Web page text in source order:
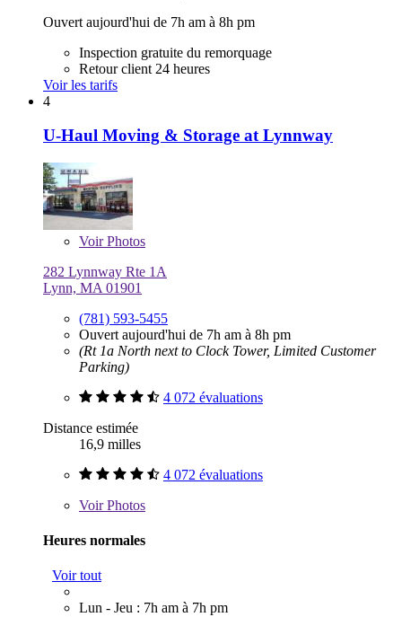
Ouvert aujourd'hui de 7h am à 8h pm
Inspection gratuite du remorquage
Retour client 24 heures
Voir les tarifs
4
U-Haul Moving & Storage at Lynnway
VoirPhotos
282 Lynnway Rte 1A
Lynn, MA 01901
(781) 593-5455
Ouvert aujourd'hui de 7h am à 8h pm
(Rt 1a North next to Clock Tower, Limited Customer
Parking)
4 072 évaluations
Distance estimée
16,9 milles
4 072 évaluations
VoirPhotos
Heures normales
Voir tout
Lun - Jeu : 7h am à 7h pm